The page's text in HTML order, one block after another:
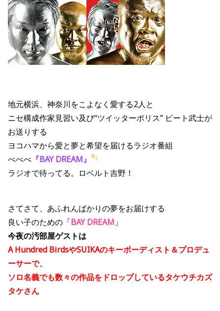
地元横浜、神奈川をこよなく愛する2人と
ニセ構成作家見習い及び“ツイッターポリス” ビート武士が
お送りする
ヨコハマから愛と夢と希望を届けるラジオ番組
べべべ 『BAY DREAM』
ラジオで待ってる。ロベルト吉野！
さてさて、あふれんばかりの夢をお届けする
良い子のための 「BAY DREAM」
今夜の汚部屋ゲストは
A Hundred BirdsやSUIKAのキーボーディスト＆プロデュ
ーサーで、
ソロ名義でも数々の作品をドロップしているタケウチカズ
タケさん